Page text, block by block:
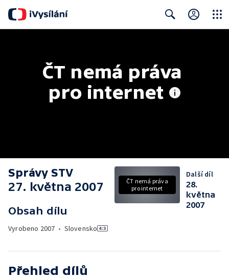
ČT nemá práva
pro internet
Správy STV
27. května 2007
Obsah dílu
Vyrobeno 2007 • Slovensko
ČT nemá práva
pro internet
Další díl
28.
května
2007
Přehled dílů